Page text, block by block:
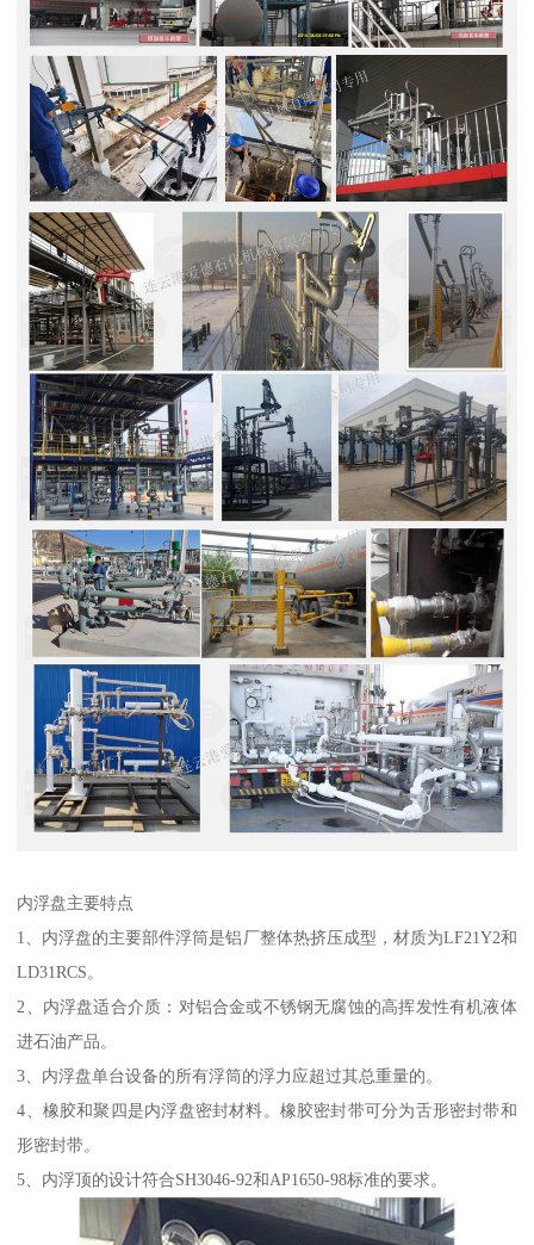
内浮盘主要特点
1、内浮盘的主要部件浮筒是铝厂整体热挤压成型，材质为LF21Y2和
LD31RCS。
2、内浮盘适合介质：对铝合金或不锈钢无腐蚀的高挥发性有机液体
进石油产品。
3、内浮盘单台设备的所有浮筒的浮力应超过其总重量的。
4、橡胶和聚四是内浮盘密封材料。橡胶密封带可分为舌形密封带和
形密封带。
5、内浮顶的设计符合SH3046-92和AP1650-98标准的要求。